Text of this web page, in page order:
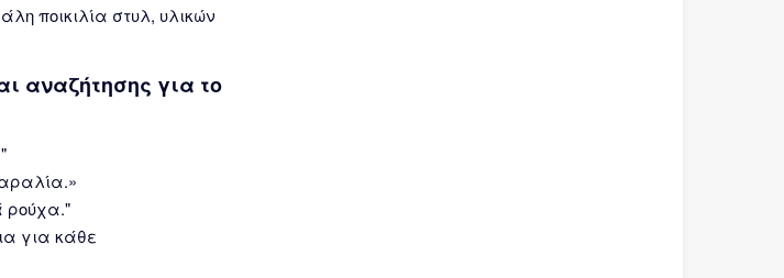
ποικιλία στυλ, υλικών
αναζήτησης για το
ρούχα."
για κάθε